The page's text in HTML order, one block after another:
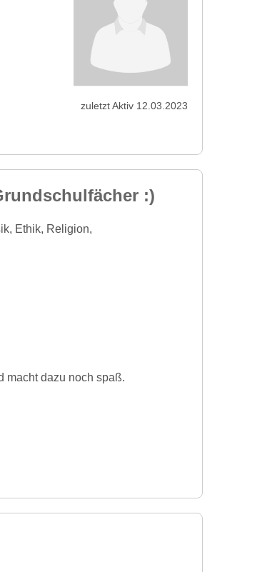
zuletzt Aktiv 12.03.2023
:)
Ethik, Religion,
macht dazu noch spaß.